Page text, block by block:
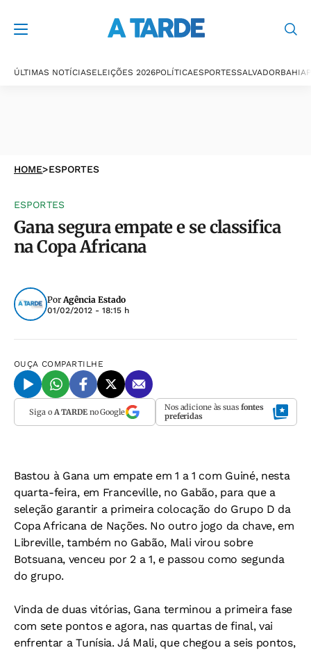
ÚLTIMAS NOTÍCIASELEIÇÕES 2026POLÍTICAESPORTESSALVADORBAHIA
HOME>ESPORTES
ESPORTES
Gana segura empate e se classifica
na Copa Africana
PorAgência Estado
01/02/2012 - 18:15 h
OUÇA COMPARTILHE
Siga o A TARDEno Google Nos adicione às suas fontes
preferidas
Bastou à Gana um empate em 1 a 1 com Guiné, nesta
quarta-feira, em Franceville, no Gabão, para que a
seleção garantir a primeira colocação do Grupo D da
Copa Africana de Nações. No outro jogo da chave, em
Libreville, também no Gabão, Mali virou sobre
Botsuana, venceu por 2 a 1, e passou como segunda
do grupo.
Vinda de duas vitórias, Gana terminou a primeira fase
com sete pontos e agora, nas quartas de final, vai
enfrentar a Tunísia. Já Mali, que chegou a seis pontos,